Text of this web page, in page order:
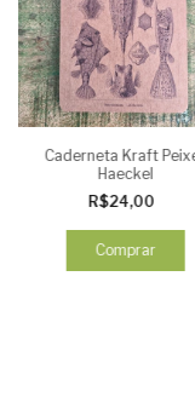
Caderneta Kraft
Haeckel
R$24,00
Comprar